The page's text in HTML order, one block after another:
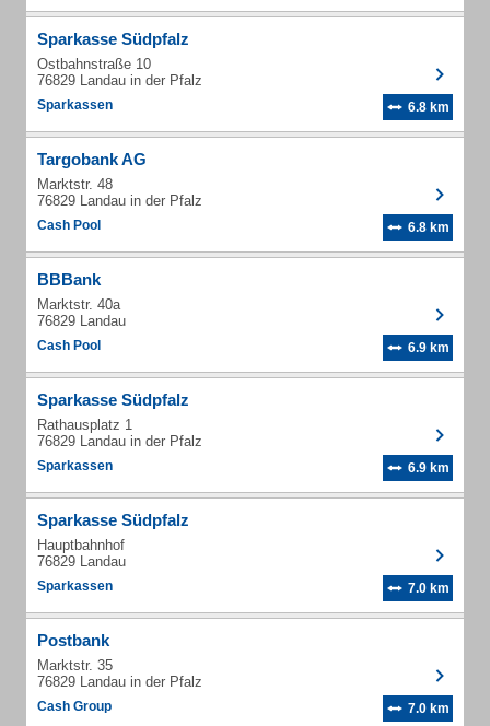
Sparkasse Südpfalz
Ostbahnstraße 10
76829 Landau in der Pfalz
Sparkassen 6.8 km
Targobank AG
Marktstr. 48
76829 Landau in der Pfalz
Cash Pool 6.8 km
BBBank
Marktstr. 40a
76829 Landau
Cash Pool 6.9 km
Sparkasse Südpfalz
Rathausplatz 1
76829 Landau in der Pfalz
Sparkassen 6.9 km
Sparkasse Südpfalz
Hauptbahnhof
76829 Landau
Sparkassen 7.0 km
Postbank
Marktstr. 35
76829 Landau in der Pfalz
Cash Group 7.0 km